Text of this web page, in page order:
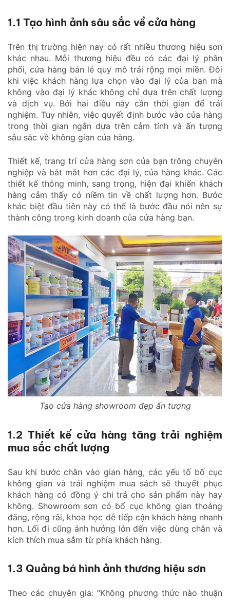
1.1 Tạo hình ảnh sâu sắc về cửa hàng
Trên thị trường hiện nay có rất nhiều thương hiệu sơn
khác nhau. Mỗi thương hiệu đều có các đại lý phân
phối, cửa hàng bán lẻ quy mô trải rộng mọi miền. Đôi
khi việc khách hàng lựa chọn vào đại lý của bạn mà
không vào đại lý khác không chỉ dựa trên chất lượng
và dịch vụ. Bởi hai điều này cần thời gian để trải
nghiệm. Tuy nhiên, việc quyết định bước vào của hàng
trong thời gian ngắn dựa trên cảm tính và ấn tượng
sâu sắc về không gian của hàng.
Thiết kế, trang trí cửa hàng sơn của bạn trông chuyên
nghiệp và bắt mắt hơn các đại lý, của hàng khác. Các
thiết kế thông minh, sang trọng, hiện đại khiến khách
hàng cảm thấy có niềm tin về chất lượng hơn. Bước
khác biệt đầu tiên này có thể là bước đầu nói nên sự
thành công trong kinh doanh của cửa hàng bạn.
Tạo cửa hàng showroom đẹp ấn tượng
1.2 Thiết kế cửa hàng tăng trải nghiệm
mua sắc chất lượng
Sau khi bước chân vào gian hàng, các yếu tố bố cục
không gian và trải nghiệm mua sách sẽ thuyết phục
khách hàng có đồng ý chi trả cho sản phẩm này hay
không. Showroom sơn có bố cục không gian thoáng
đãng, rộng rãi, khoa học dễ tiếp cận khách hàng nhanh
hơn. Lối đi cũng ảnh hưởng lớn đến việc dùng chân và
kích thích mua sắm từ phía khách hàng.
1.3 Quảng bá hình ảnh thương hiệu sơn
Theo các chuyên gia: “Không phương thức nào thuận